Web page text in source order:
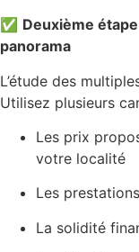
✅ Deuxième
panorama
L’étude des
Utilisez plusieurs
Les prix
votre localité
Les
La solidité